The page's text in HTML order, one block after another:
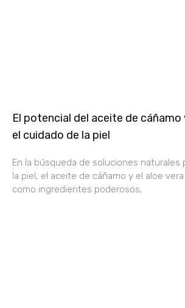
El potencial del aceite de cáñamo
el cuidado de la piel
En la búsqueda de soluciones naturales
la piel, el aceite de cáñamo y el aloe
como ingredientes poderosos,